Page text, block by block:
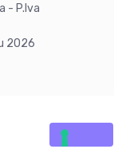
- P.Iva
2026